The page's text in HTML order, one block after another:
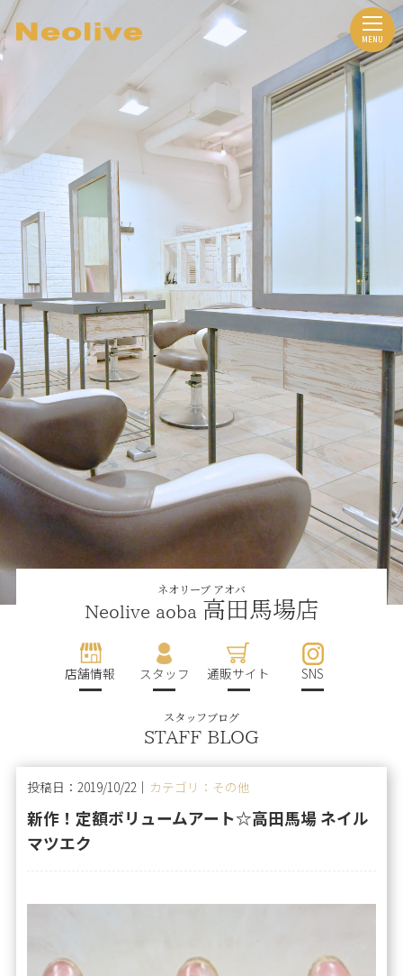
ネオリーブ アオバ
Neolive aoba 高田馬場店
店舗情報 スタッフ 通販サイト SNS
スタッフブログ
STAFF BLOG
投稿日：2019/10/22｜ カテゴリ：その他
新作！定額ボリュームアート☆高田馬場 ネイル
マツエク